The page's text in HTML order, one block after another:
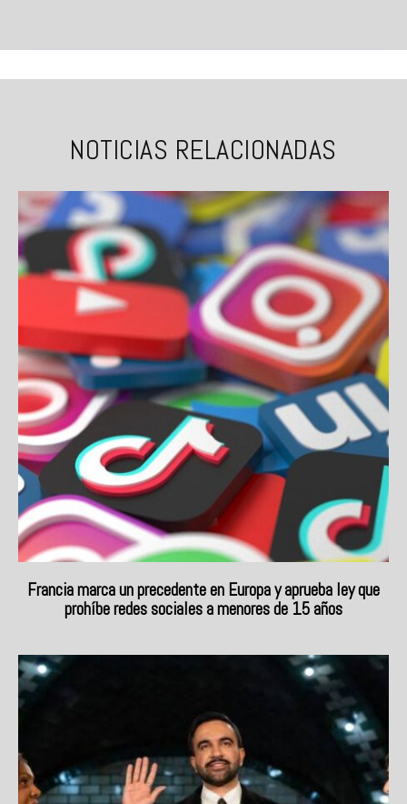
NOTICIAS RELACIONADAS
Francia marca un precedente en Europa y aprueba ley que
prohíbe redes sociales a menores de 15 años